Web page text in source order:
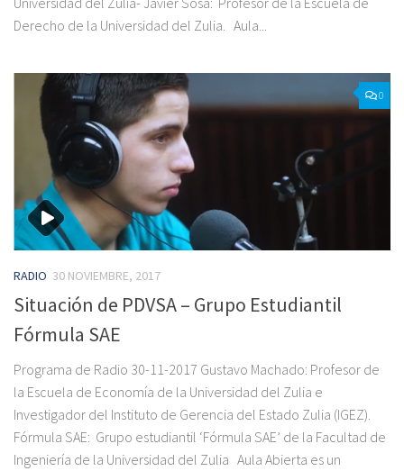
Derecho de la Universidad del Zulia. Aula...
0
RADIO 30 NOVIEMBRE, 2017
Situación de PDVSA – Grupo Estudiantil
Fórmula SAE
Programa de Radio 30-11-2017 Gustavo Machado: Profesor de
la Escuela de Economía de la Universidad del Zulia e
Investigador del Instituto de Gerencia del Estado Zulia (IGEZ).
Fórmula SAE: ‎ Grupo estudiantil ‘Fórmula SAE’ de la Facultad de
Ingeniería de la Universidad del Zulia Aula Abierta es un